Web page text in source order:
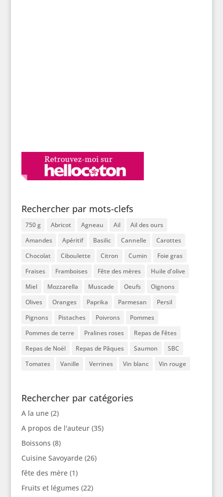
Rechercher par mots-clefs
750 g Abricot Agneau Ail
Ail des ours
Amandes
Apéritif Basilic Cannelle
Carottes
Chocolat
Ciboulette Citron Cumin
Foie gras
Fraises
Framboises Fête des mères
Huile d'olive
Miel
Mozzarella Muscade Oeufs
Oignons
Olives
Oranges Paprika Parmesan
Persil
Pignons
Pistaches Poivrons
Pommes
Pommes de terre
Pralines roses
Repas de Fêtes
Repas de Noël
Repas de Pâques Saumon
SBC
Tomates
Vanille Verrines Vin blanc Vin rouge
Rechercher par catégories
A la une(2)
A propos de l'auteur(35)
Boissons (8)
Cuisine Savoyarde(26)
fête des mère(1)
Fruits et légumes (22)